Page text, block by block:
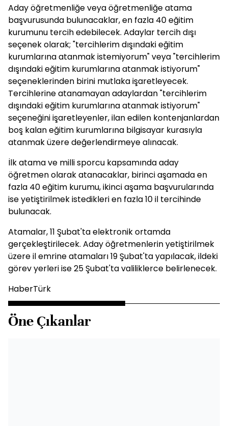
Aday öğretmenliğe veya öğretmenliğe atama
başvurusunda bulunacaklar, en fazla 40 eğitim
kurumunu tercih edebilecek. Adaylar tercih dışı
seçenek olarak; "tercihlerim dışındaki eğitim
kurumlarına atanmak istemiyorum" veya "tercihlerim
dışındaki eğitim kurumlarına atanmak istiyorum"
seçeneklerinden birini mutlaka işaretleyecek.
Tercihlerine atanamayan adaylardan "tercihlerim
dışındaki eğitim kurumlarına atanmak istiyorum"
seçeneğini işaretleyenler, ilan edilen kontenjanlardan
boş kalan eğitim kurumlarına bilgisayar kurasıyla
atanmak üzere değerlendirmeye alınacak.
İlk atama ve milli sporcu kapsamında aday
öğretmen olarak atanacaklar, birinci aşamada en
fazla 40 eğitim kurumu, ikinci aşama başvurularında
ise yetiştirilmek istedikleri en fazla 10 il tercihinde
bulunacak.
Atamalar, 11 Şubat'ta elektronik ortamda
gerçekleştirilecek. Aday öğretmenlerin yetiştirilmek
üzere il emrine atamaları 19 Şubat'ta yapılacak, ildeki
görev yerleri ise 25 Şubat'ta valiliklerce belirlenecek.
HaberTürk
Öne Çıkanlar